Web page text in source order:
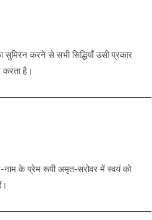
करने से सभी सिद्धियाँ उसी प्रकार
करता है।
नाम के प्रेम रूपी अमृत-सरोवर में स्वयं को